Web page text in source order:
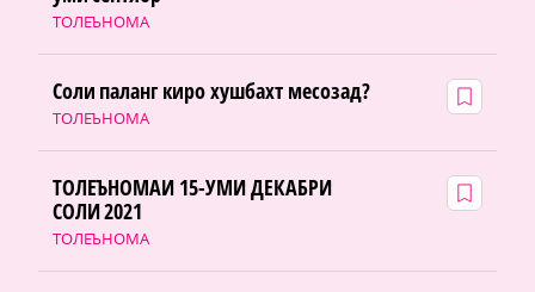
ТОЛЕЪНОМА
ТОЛЕЪНОМА
Соли паланг киро хушбахт месозад?
ТОЛЕЪНОМА
ТОЛЕЪНОМАИ 15-УМИ ДЕКАБРИ
СОЛИ 2021